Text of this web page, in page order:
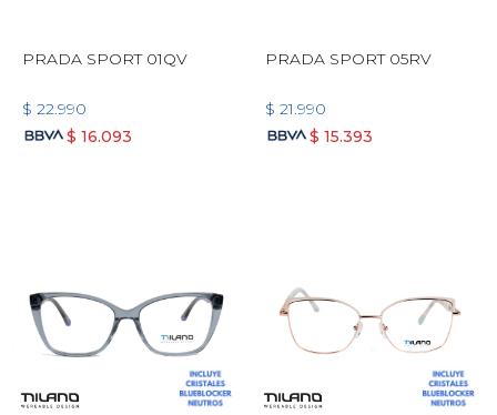
PRADA SPORT 01QV
$ 22.990
$ 16.093
PRADA SPORT 05RV
$ 21.990
$ 15.393